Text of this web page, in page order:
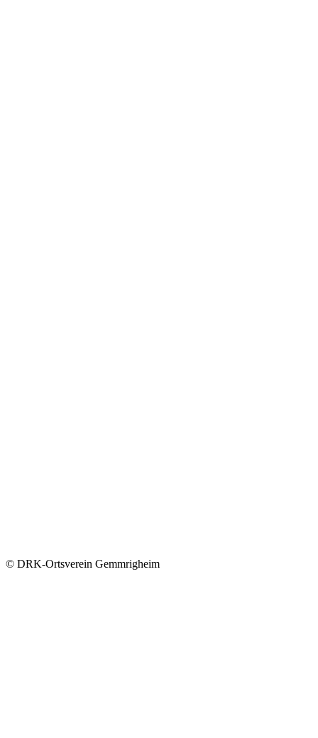
© DRK-Ortsverein Gemmrigheim